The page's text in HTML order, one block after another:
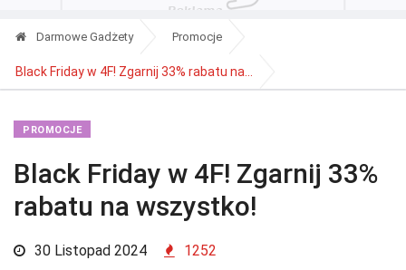
Darmowe Gadżety Promocje
Black Friday w 4F! Zgarnij 33% rabatu na...
PROMOCJE
Black Friday w 4F! Zgarnij 33%
rabatu na wszystko!
30 Listopad 2024 1252